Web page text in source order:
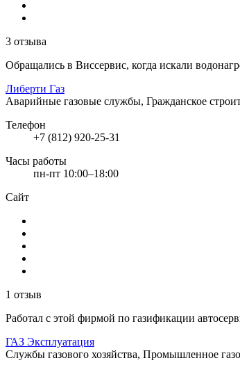
3 отзыва
Обращались в Виссервис, когда искали
Либерти Газ
Аварийные газовые службы, Гражданское
Телефон
+7 (812) 920-25-31
Часы работы
пн-пт 10:00–18:00
Сайт
1 отзыв
Работал с этой фирмой по газификации
ГАЗ Эксплуатация
Службы газового хозяйства, Промышленное